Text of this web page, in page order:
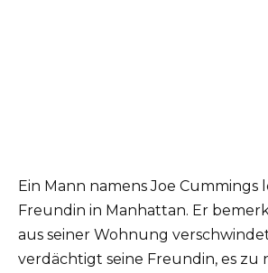
Ein Mann namens Joe Cummings
Freundin in Manhattan. Er
aus seiner Wohnung
verdächtigt seine Freundin, es zu